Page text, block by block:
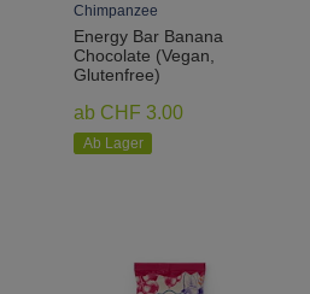
Chimpanzee
Energy Bar Banana
Chocolate (Vegan,
Glutenfree)
ab CHF 3.00
Ab Lager